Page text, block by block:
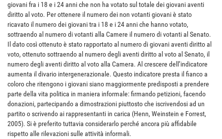
giovani fra i 18 e i 24 anni che non ha votato sul totale dei giovani aventi
diritto al voto. Per ottenere il numero dei non votanti giovani è stato
ricavato il numero dei giovani tra i 18 e i 24 anni che hanno votato,
sottraendo al numero di votanti alla Camere il numero di votanti al Senato.
Il dato così ottenuto è stato rapportato al numero di giovani aventi diritto al
voto, ottenuto sottraendo al numero degli aventi diritto al voto al Senato, il
numero degli aventi diritto al voto alla Camera. Al crescere dell’indicatore
aumenta il divario intergenerazionale. Questo indicatore presta il fianco a
coloro che ritengono i giovani siano maggiormente predisposti a prendere
parte della vita politica in maniera informale: firmando petizioni, facendo
donazioni, partecipando a dimostrazioni piuttosto che iscrivendosi ad un
partito o scrivendo ai rappresentanti in carica (Henn, Weinstein e Forrest,
2005). Si è preferito tuttavia considerarlo perché ancora più affidabile
rispetto alle rilevazioni sulle attività informali.